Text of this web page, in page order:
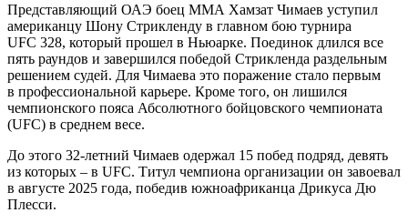
Представляющий ОАЭ боец ММА Хамзат Чимаев уступил
американцу Шону Стрикленду в главном бою турнира
UFC 328, который прошел в Ньюарке. Поединок длился все
пять раундов и завершился победой Стрикленда раздельным
решением судей. Для Чимаева это поражение стало первым
в профессиональной карьере. Кроме того, он лишился
чемпионского пояса Абсолютного бойцовского чемпионата
(UFC) в среднем весе.
До этого 32‑летний Чимаев одержал 15 побед подряд, девять
из которых – в UFC. Титул чемпиона организации он завоевал
в августе 2025 года, победив южноафриканца Дрикуса Дю
Плесси.